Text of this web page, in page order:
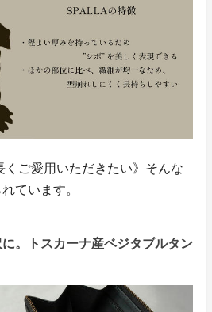
くご愛用いただきたい》そんな
ています。
。トスカーナ産ベジタブルタン